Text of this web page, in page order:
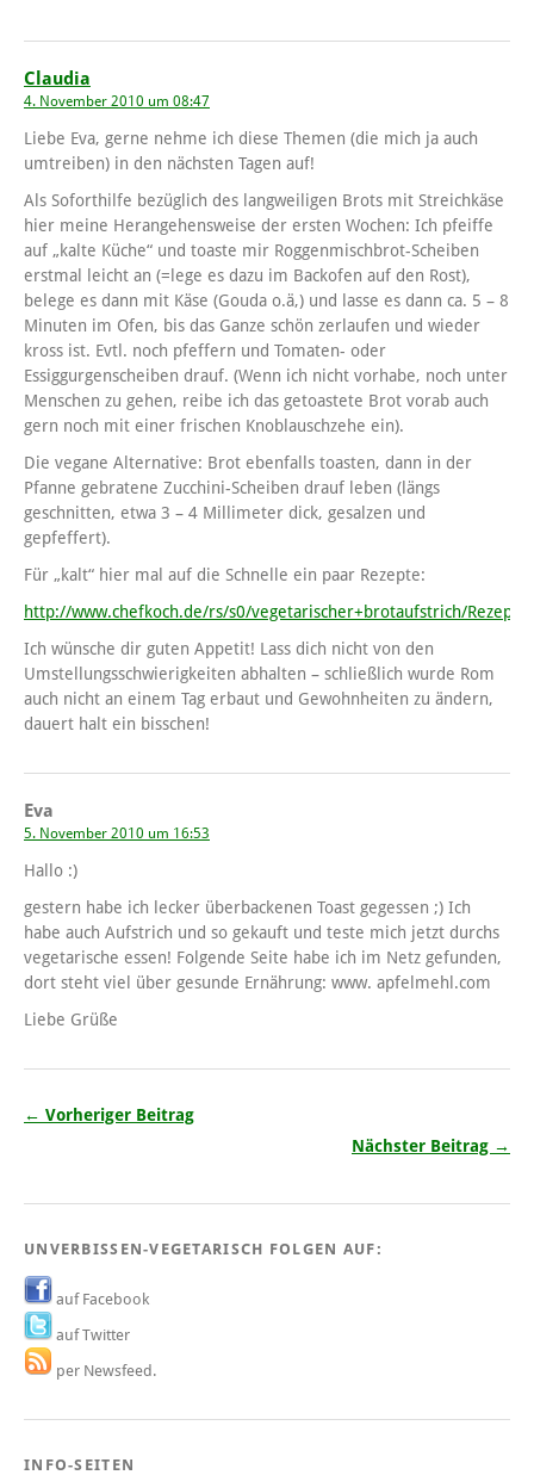
Claudia
4. November 2010 um 08:47
Liebe Eva, gerne nehme ich diese Themen (die mich ja auch
umtreiben) in den nächsten Tagen auf!
Als Soforthilfe bezüglich des langweiligen Brots mit Streichkäse
hier meine Herangehensweise der ersten Wochen: Ich pfeiffe
auf „kalte Küche“ und toaste mir Roggenmischbrot-Scheiben
erstmal leicht an (=lege es dazu im Backofen auf den Rost),
belege es dann mit Käse (Gouda o.ä,) und lasse es dann ca. 5 – 8
Minuten im Ofen, bis das Ganze schön zerlaufen und wieder
kross ist. Evtl. noch pfeffern und Tomaten- oder
Essiggurgenscheiben drauf. (Wenn ich nicht vorhabe, noch unter
Menschen zu gehen, reibe ich das getoastete Brot vorab auch
gern noch mit einer frischen Knoblauschzehe ein).
Die vegane Alternative: Brot ebenfalls toasten, dann in der
Pfanne gebratene Zucchini-Scheiben drauf leben (längs
geschnitten, etwa 3 – 4 Millimeter dick, gesalzen und
gepfeffert).
Für „kalt“ hier mal auf die Schnelle ein paar Rezepte:
http://www.chefkoch.de/rs/s0/vegetarischer+brotaufstrich/
Ich wünsche dir guten Appetit! Lass dich nicht von den
Umstellungsschwierigkeiten abhalten – schließlich wurde Rom
auch nicht an einem Tag erbaut und Gewohnheiten zu ändern,
dauert halt ein bisschen!
Eva
5. November 2010 um 16:53
Hallo :)
gestern habe ich lecker überbackenen Toast gegessen ;) Ich
habe auch Aufstrich und so gekauft und teste mich jetzt durchs
vegetarische essen! Folgende Seite habe ich im Netz gefunden,
dort steht viel über gesunde Ernährung: www. apfelmehl.com
Liebe Grüße
← Vorheriger Beitrag
Nächster Beitrag →
UNVERBISSEN-VEGETARISCH FOLGEN AUF:
auf Facebook
auf Twitter
per Newsfeed.
INFO-SEITEN